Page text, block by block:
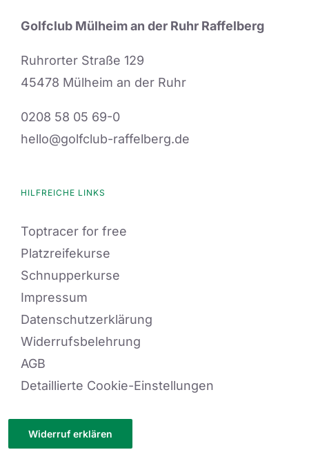
Golfclub Mülheim an der Ruhr Raffelberg
Ruhrorter Straße 129
45478 Mülheim an der Ruhr
0208 58 05 69-0
hello@golfclub-raffelberg.de
HILFREICHE LINKS
Toptracer for free
Platzreifekurse
Schnupperkurse
Impressum
Datenschutzerklärung
Widerrufsbelehrung
AGB
Detaillierte Cookie-Einstellungen
Widerruf erklären